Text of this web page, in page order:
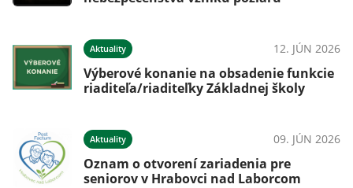
Aktuality 12. JÚN 2026
Výberové konanie na obsadenie funkcie
riaditeľa/riaditeľky Základnej školy
Aktuality 09. JÚN 2026
Oznam o otvorení zariadenia pre
seniorov v Hrabovci nad Laborcom